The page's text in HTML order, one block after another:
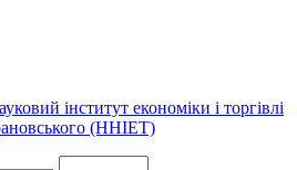
інститут економіки і торгівлі
(ННІЕТ)